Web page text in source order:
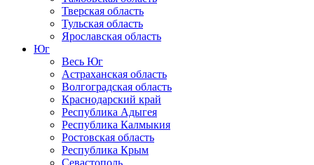
Тверская область
Тульская область
Ярославская область
Юг
Весь Юг
Астраханская область
Волгоградская область
Краснодарский край
Республика Адыгея
Республика Калмыкия
Ростовская область
Республика Крым
Севастополь